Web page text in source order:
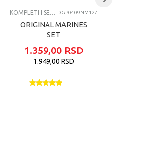
KOMPLETI I SETOVI DGP0409NM127
ORIGINAL MARINES
SET
1.359,00 RSD
1.949,00RSD